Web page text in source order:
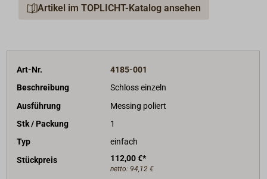
Abstand: 60 mm.
Zur Auswahl des richtigen Schloss-Tpys beachten Sie
bitte unser PDF unter "Downloads & Informationen".
Artikel im TOPLICHT-Katalog ansehen
Art-Nr.
4185-001
Beschreibung
Schloss einzeln
Ausführung
Messing poliert
Stk / Packung
1
Typ
einfach
Stückpreis
112,00 €*
netto: 94,12 €